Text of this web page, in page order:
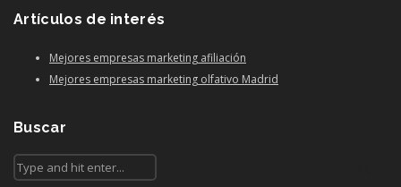
Artículos de interés
Mejores empresas marketing afiliación
Mejores empresas marketing olfativo Madrid
Buscar
Search
for: